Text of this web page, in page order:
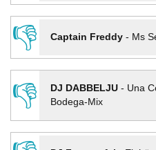
👎
Captain Freddy- Ms
👎
DJ DABBELJU- Una
Bodega-Mix